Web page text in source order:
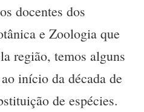
docentes dos
e Zoologia que
região, temos alguns
início da década de
de espécies.